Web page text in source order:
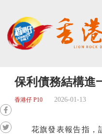
保利債務結構進
香港仔 P10 2026-01-13
花旗發表報告指，該